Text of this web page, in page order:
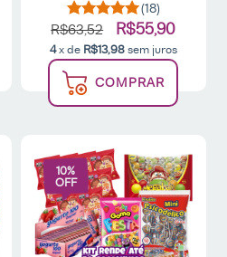
Minhoquinha
(18)
R$63,52 R$55,90
4 x de R$13,98 sem juros
COMPRAR
10%
OFF